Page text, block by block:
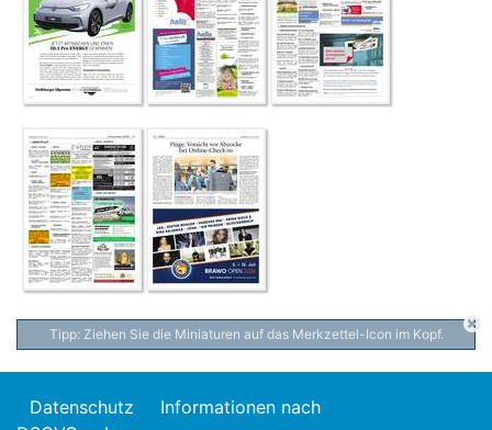
Tipp: Ziehen Sie die Miniaturen auf das Merkzettel-Icon im Kopf.
Datenschutz
Informationen nach